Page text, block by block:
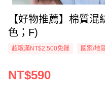
【好物推薦】棉質
色；F)
超取滿NT$2,500免運 國家/地
NT$590